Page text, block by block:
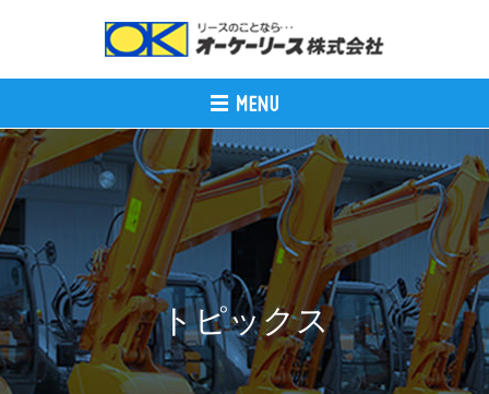
トピックス